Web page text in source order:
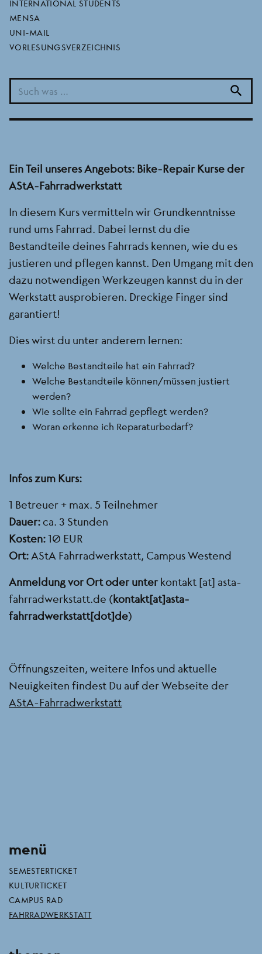
INTERNATIONAL STUDENTS
MENSA
UNI-MAIL
VORLESUNGSVERZEICHNIS
search
Fahrrad selbst reparieren und kleinere Ersatzteile
auch vor Ort kaufen.
Die AStA-Fahrradwerkstatt findest Du auf dem IG
des Seminarhauses. Sobald das neue
Studierendenhaus gebaut sein wird, wird die
Fahrradwerkstatt dort Räume erhalten.
Ein Teil unseres Angebots: Bike-Repair Kurse der
AStA-Fahrradwerkstatt
In diesem Kurs vermitteln wir Grundkenntnisse
rund ums Fahrrad. Dabei lernst du die
Bestandteile deines Fahrrads kennen, wie du es
justieren und pflegen kannst. Den Umgang mit den
dazu notwendigen Werkzeugen kannst du in der
Werkstatt ausprobieren. Dreckige Finger sind
garantiert!
Dies wirst du unter anderem lernen:
Welche Bestandteile hat ein Fahrrad?
Welche Bestandteile können/müssen justiert
werden?
Wie sollte ein Fahrrad gepflegt werden?
Woran erkenne ich Reparaturbedarf?
Infos zum Kurs:
1 Betreuer + max. 5 Teilnehmer
Dauer:ca. 3 Stunden
Kosten:10 EUR
Ort: AStA Fahrradwerkstatt, Campus Westend
Anmeldung vor Ort oder unterkontakt [at] asta-
fahrradwerkstatt.de (kontakt[at]asta-
fahrradwerkstatt[dot]de)
Öffnungszeiten, weitere Infos und aktuelle
Neuigkeiten findest Du auf der Webseite der
AStA-Fahrradwerkstatt
menü
SEMESTERTICKET
KULTURTICKET
CAMPUS RAD
FAHRRADWERKSTATT